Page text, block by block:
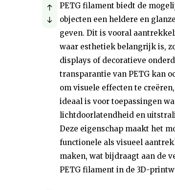
PETG filament biedt de
objecten een heldere en
geven. Dit is vooral
waar esthetiek belangrijk is,
displays of decoratieve
transparantie van PETG kan
om visuele effecten te
ideaal is voor toepassingen
lichtdoorlatendheid en
Deze eigenschap maakt het
functionele als visueel
maken, wat bijdraagt aan de
PETG filament in de 3D-